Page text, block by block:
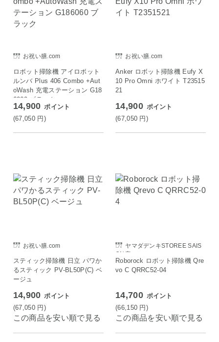
お祝い膳.com
ロボット掃除機 アイロボット
ルンバ Plus 406 Combo +Aut
oWash 充電ステーション G18
6060 ブラック
14,900 ポイント
(67,050 円)
お祝い膳.com
Anker ロボット掃除機 Eufy X
10 Pro Omni ホワイト T23515
21
14,900 ポイント
(67,050 円)
お祝い膳.com
スティック掃除機 日立 パワか
るスティック PV-BL50P(C) ベ
ージュ
14,900 ポイント
(67,050 円)
この商品を安い順で見る
ヤマダデンキSTOREE SAIS
ON店
Roborock ロボット掃除機 Qre
vo C QRRC52-04
14,700 ポイント
(66,150 円)
この商品を安い順で見る